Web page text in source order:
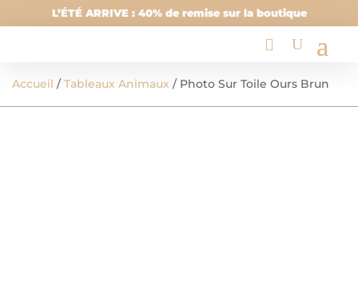
L’ÉTÉ ARRIVE : 40% de remise sur la boutique
Accueil /Tableaux Animaux / Photo Sur Toile Ours Brun